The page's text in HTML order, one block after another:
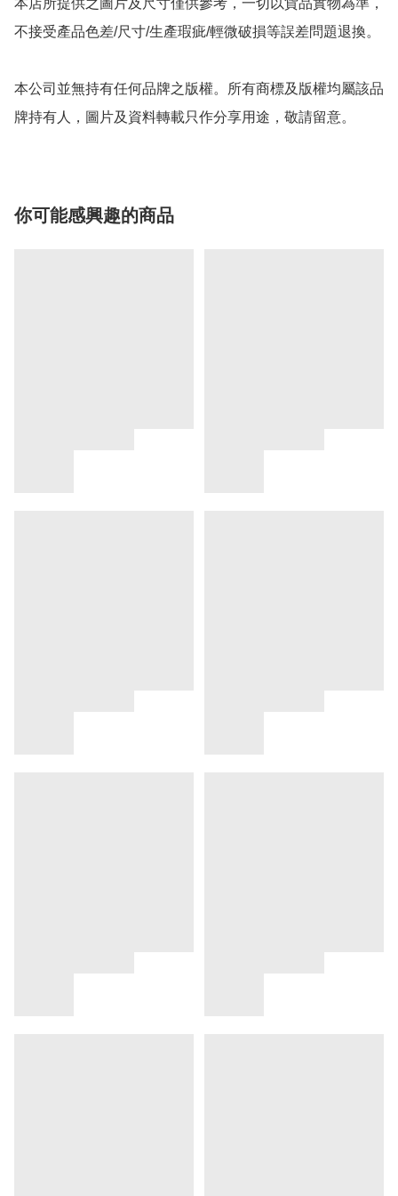
本店所提供之圖片及尺寸僅供參考，一切以貨品實物為準，
不接受產品色差/尺寸/生產瑕疵/輕微破損等誤差問題退換。
本公司並無持有任何品牌之版權。所有商標及版權均屬該品
牌持有人，圖片及資料轉載只作分享用途，敬請留意。
你可能感興趣的商品